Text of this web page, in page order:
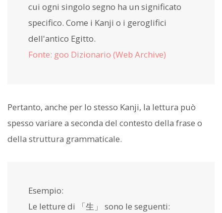
cui ogni singolo segno ha un significato
specifico. Come i Kanji o i geroglifici
dell'antico Egitto.
Fonte: goo Dizionario (Web Archive)
Pertanto, anche per lo stesso Kanji, la lettura può
spesso variare a seconda del contesto della frase o
della struttura grammaticale.
Esempio:
Le letture di 「生」 sono le seguenti: